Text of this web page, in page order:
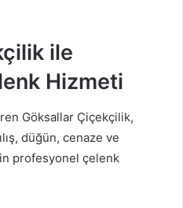
ile
Hizmeti
Göksallar Çiçekçilik,
düğün, cenaze ve
profesyonel çelenk